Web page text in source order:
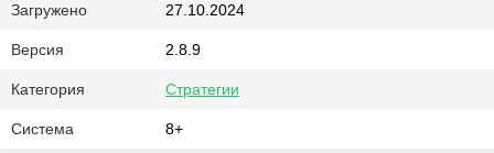
Загружено 27.10.2024
Версия 2.8.9
Категория Стратегии
Система 8+